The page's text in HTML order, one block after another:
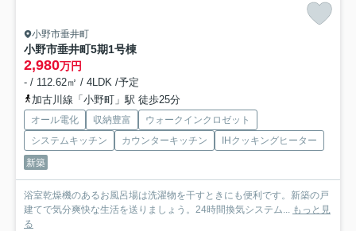
小野市垂井町
小野市垂井町5期1号棟
2,980万円
- / 112.62㎡ / 4LDK /予定
加古川線「小野町」駅 徒歩25分
オール電化 収納豊富
ウォークインクロゼット
システムキッチン
カウンターキッチン
IHクッキングヒーター
新築
浴室乾燥機のあるお風呂場は洗濯物を干すときにも便利です。新築の戸
建てで気分爽快な生活を送りましょう。24時間換気システム... もっと見
る